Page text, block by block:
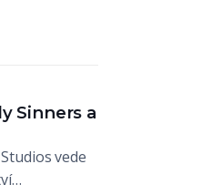
Sinners a
vede